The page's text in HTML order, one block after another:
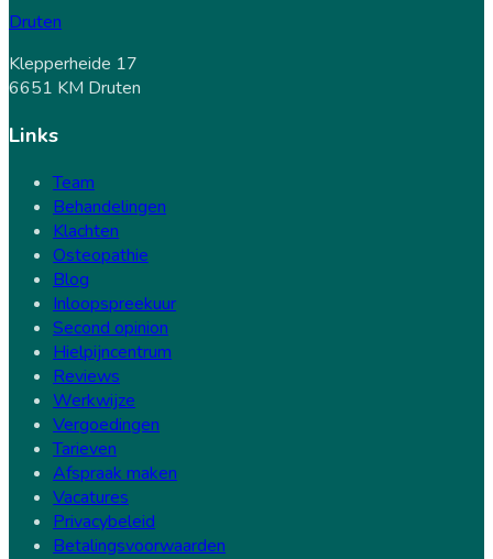
Druten
Klepperheide 17
6651 KM Druten
Links
Team
Behandelingen
Klachten
Osteopathie
Blog
Inloopspreekuur
Second opinion
Hielpijncentrum
Reviews
Werkwijze
Vergoedingen
Tarieven
Afspraak maken
Vacatures
Privacybeleid
Betalingsvoorwaarden